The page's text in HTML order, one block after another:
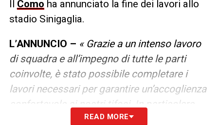
Il Como ha annunciato la fine dei lavori allo
stadio Sinigaglia.
L’ANNUNCIO – « Grazie a un intenso lavoro
di squadra e all’impegno di tutte le parti
coinvolte, è stato possibile completare i
lavori necessari per garantire un’accoglienza
confortevole ai nostri tifosi. In particolare,
sono stati aggiunti nuovi posti a sedere per
READ MORE